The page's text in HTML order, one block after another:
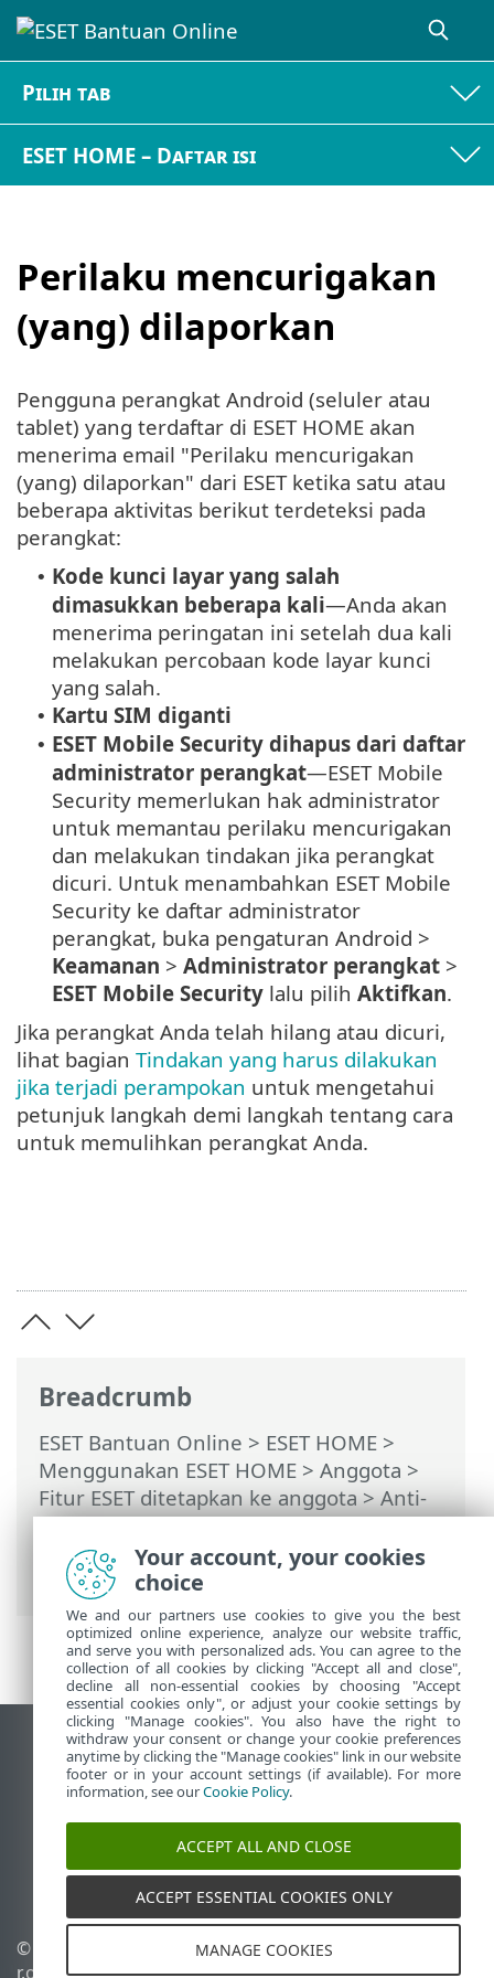
Pilih tab
ESET HOME – Daftar isi
Perilaku mencurigakan
(yang) dilaporkan
Breadcrumb
ESET Bantuan Online > ESET HOME >
Menggunakan ESET HOME > Anggota >
Fitur ESET ditetapkan ke anggota>Anti-
Theft>Perangkat yang dilindungi oleh
Anti-Theft >Aktivitas> Perilaku
mencurigakan (yang) dilaporkan
Pengguna perangkat Android (seluler atau
tablet) yang terdaftar di ESET HOME akan
menerima email "Perilaku mencurigakan
(yang) dilaporkan" dari ESET ketika satu atau
beberapa aktivitas berikut terdeteksi pada
perangkat:
• Kode kunci layar yang salah
dimasukkan beberapa kali—Anda akan
menerima peringatan ini setelah dua kali
melakukan percobaan kode layar kunci
yang salah.
• Kartu SIM diganti
• ESET Mobile Security dihapus dari daftar
administrator perangkat—ESET Mobile
Security memerlukan hak administrator
untuk memantau perilaku mencurigakan
dan melakukan tindakan jika perangkat
dicuri. Untuk menambahkan ESET Mobile
Security ke daftar administrator
perangkat, buka pengaturan Android >
Keamanan > Administrator perangkat >
ESET Mobile Security lalu pilih Aktifkan.
Jika perangkat Anda telah hilang atau dicuri,
lihat bagian Tindakan yang harus dilakukan
jika terjadi perampokan untuk mengetahui
petunjuk langkah demi langkah tentang cara
untuk memulihkan perangkat Anda.
Tampilkan situs desktop
End of Life
ESET Knowledgebase
Forum ESET
ESET Status Portal
Dukungan regional
© 1992 - 2026 ESET, spol. s
r.o. - Hak cipta dilindungi
Kebijakan cookie
Your account, your cookies
choice
We and our partners use cookies to give you the best
optimized online experience, analyze our website traffic,
and serve you with personalized ads. You can agree to the
collection of all cookies by clicking "Accept all and close",
decline all non-essential cookies by choosing "Accept
essential cookies only", or adjust your cookie settings by
clicking "Manage cookies". You also have the right to
withdraw your consent or change your cookie preferences
anytime by clicking the "Manage cookies" link in our website
footer or in your account settings (if available). For more
information, see ourCookie Policy.
ACCEPT ALL AND CLOSE
ACCEPT ESSENTIAL COOKIES ONLY
MANAGE COOKIES